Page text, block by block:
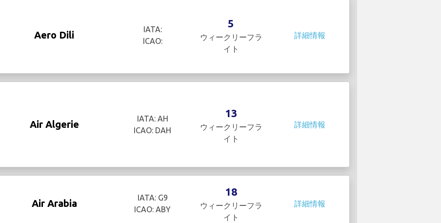
Aero Dili
IATA:
ICAO:
5
ウィークリーフラ
イト
詳細情報
Air Algerie
IATA: AH
ICAO: DAH
13
ウィークリーフラ
イト
詳細情報
Air Arabia
IATA: G9
ICAO: ABY
18
ウィークリーフラ
イト
詳細情報